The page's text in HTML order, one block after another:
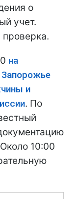
о
учет.
на
Запорожье
и
. По
10:00